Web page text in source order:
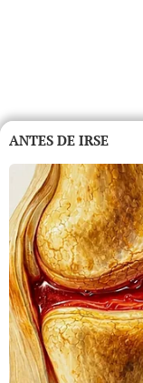
ANTES DE IRSE